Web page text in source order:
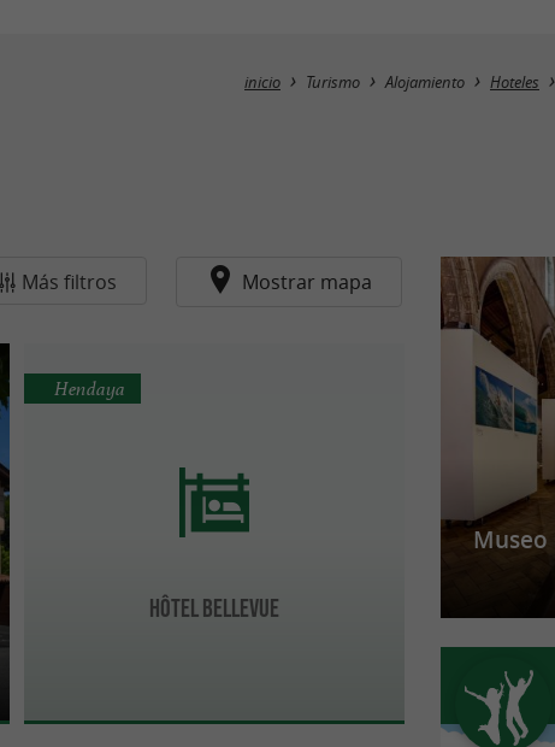
inicio Turismo Alojamiento Hoteles
Más filtros Mostrar mapa
Hôtel Bellevue
Hendaya